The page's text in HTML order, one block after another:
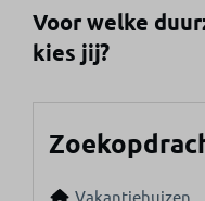
Voor welke
kies jij?
Vakantiehuizen